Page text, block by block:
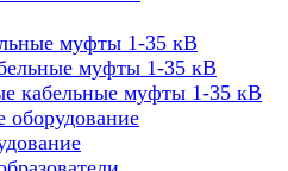
муфты 1-35 кВ
муфты 1-35 кВ
кабельные муфты 1-35 кВ